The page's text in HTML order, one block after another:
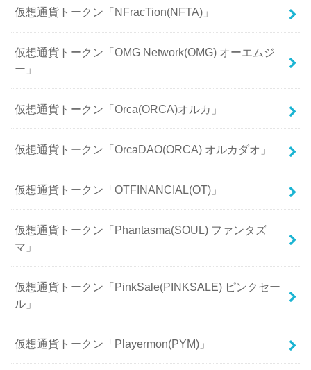
仮想通貨トークン「NFracTion(NFTA)」
仮想通貨トークン「OMG Network(OMG) オーエムジ
ー」
仮想通貨トークン「Orca(ORCA)オルカ」
仮想通貨トークン「OrcaDAO(ORCA) オルカダオ」
仮想通貨トークン「OTFINANCIAL(OT)」
仮想通貨トークン「Phantasma(SOUL) ファンタズ
マ」
仮想通貨トークン「PinkSale(PINKSALE) ピンクセー
ル」
仮想通貨トークン「Playermon(PYM)」